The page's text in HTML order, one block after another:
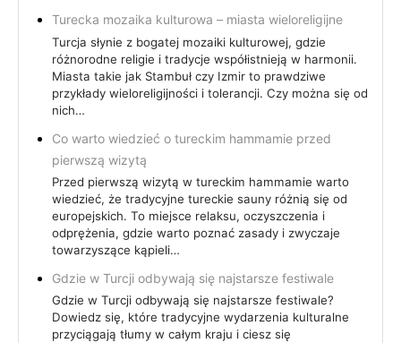
Turecka mozaika kulturowa – miasta wieloreligijne
Turcja słynie z bogatej mozaiki kulturowej, gdzie
różnorodne religie i tradycje współistnieją w harmonii.
Miasta takie jak Stambuł czy Izmir to prawdziwe
przykłady wieloreligijności i tolerancji. Czy można się od
nich…
Co warto wiedzieć o tureckim hammamie przed
pierwszą wizytą
Przed pierwszą wizytą w tureckim hammamie warto
wiedzieć, że tradycyjne tureckie sauny różnią się od
europejskich. To miejsce relaksu, oczyszczenia i
odprężenia, gdzie warto poznać zasady i zwyczaje
towarzyszące kąpieli…
Gdzie w Turcji odbywają się najstarsze festiwale
Gdzie w Turcji odbywają się najstarsze festiwale?
Dowiedz się, które tradycyjne wydarzenia kulturalne
przyciągają tłumy w całym kraju i ciesz się